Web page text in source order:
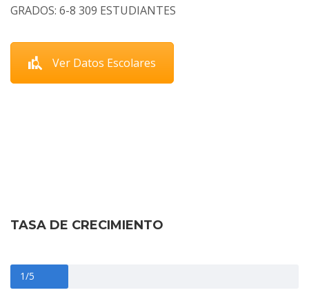
GRADOS: 6-8 309 ESTUDIANTES
Ver Datos Escolares
TASA DE CRECIMIENTO
1/5